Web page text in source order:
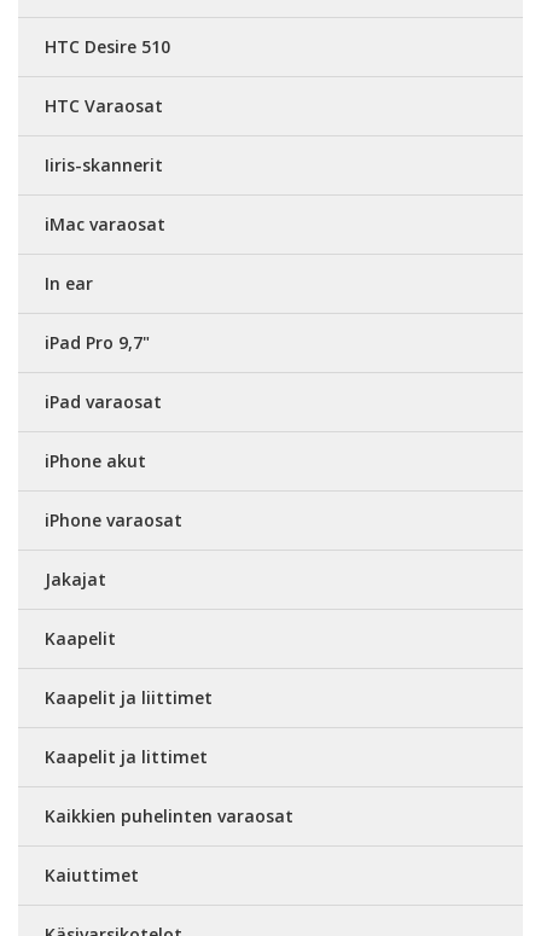
HTC Desire 510
HTC Varaosat
Iiris-skannerit
iMac varaosat
In ear
iPad Pro 9,7"
iPad varaosat
iPhone akut
iPhone varaosat
Jakajat
Kaapelit
Kaapelit ja liittimet
Kaapelit ja littimet
Kaikkien puhelinten varaosat
Kaiuttimet